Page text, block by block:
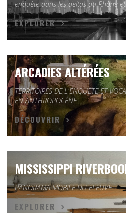
enquête dans les deltas du Rhône
EXPLORER
ARCADIES ALTÉRÉES
TERRITOIRES DE L'ENQUÊTE ET
EN ANTHROPOCÈNE
DÉCOUVRIR
MISSISSIPPI
PANORAMA MOBILE DU FLEUVE
EXPLORER